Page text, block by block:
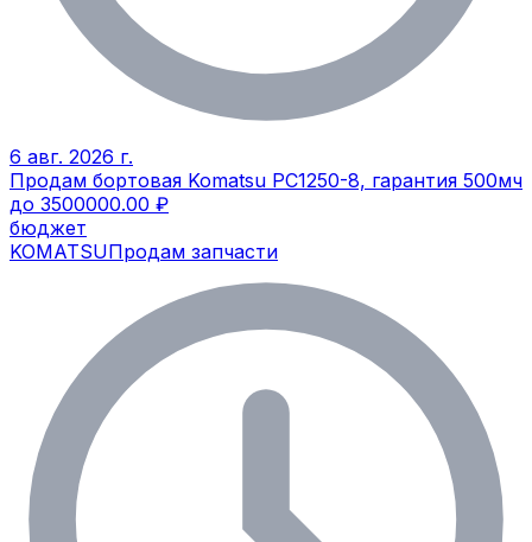
6 авг. 2026 г.
Продам бортовая Komatsu PC1250-8, гарантия 500мч
до 3500000.00 ₽
бюджет
KOMATSUПродам запчасти